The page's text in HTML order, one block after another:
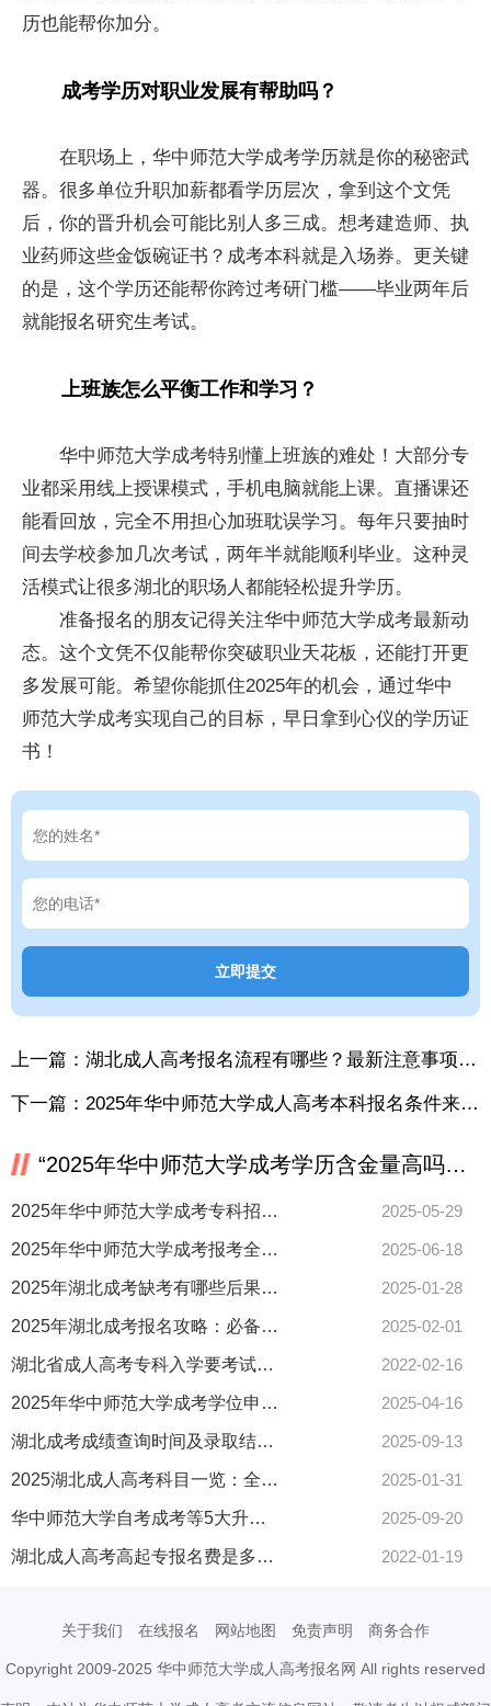
历也能帮你加分。
成考学历对职业发展有帮助吗？
在职场上，华中师范大学成考学历就是你的秘密武
器。很多单位升职加薪都看学历层次，拿到这个文凭
后，你的晋升机会可能比别人多三成。想考建造师、执
业药师这些金饭碗证书？成考本科就是入场券。更关键
的是，这个学历还能帮你跨过考研门槛——毕业两年后
就能报名研究生考试。
上班族怎么平衡工作和学习？
华中师范大学成考特别懂上班族的难处！大部分专
业都采用线上授课模式，手机电脑就能上课。直播课还
能看回放，完全不用担心加班耽误学习。每年只要抽时
间去学校参加几次考试，两年半就能顺利毕业。这种灵
活模式让很多湖北的职场人都能轻松提升学历。
准备报名的朋友记得关注华中师范大学成考最新动
态。这个文凭不仅能帮你突破职业天花板，还能打开更
多发展可能。希望你能抓住2025年的机会，通过华中
师范大学成考实现自己的目标，早日拿到心仪的学历证
书！
上一篇： 湖北成人高考报名流程有哪些？最新注意事项看这里
下一篇： 2025年华中师范大学成人高考本科报名条件来了！
“2025年华中师范大学成考学历含金量高吗？报考必看！”相关推荐
2025年华中师范大学成考专科招生专业有哪些？ 2025-05-29
2025年华中师范大学成考报考全攻略！关键要点速览 2025-06-18
2025年湖北成考缺考有哪些后果？这些信息你必须知道！ 2025-01-28
2025年湖北成考报名攻略：必备条件一览，助你顺利升学！ 2025-02-01
湖北省成人高考专科入学要考试吗？ 2022-02-16
2025年华中师范大学成考学位申请条件全揭秘！ 2025-04-16
湖北成考成绩查询时间及录取结果公布时间一览 2025-09-13
2025湖北成人高考科目一览：全面解析各科目安排 2025-01-31
华中师范大学自考成考等5大升本途径怎么选？ 2025-09-20
湖北成人高考高起专报名费是多少？ 2022-01-19
关于我们 在线报名 网站地图 免责声明 商务合作
Copyright 2009-2025 华中师范大学成人高考报名网 All rights reserved